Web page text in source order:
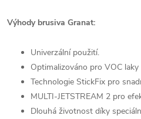
Výhody brusiva Granat:
Univerzální použití.
Optimalizováno pro VOC
Technologie StickFix pro
MULTI-JETSTREAM 2 pro
Dlouhá životnost díky